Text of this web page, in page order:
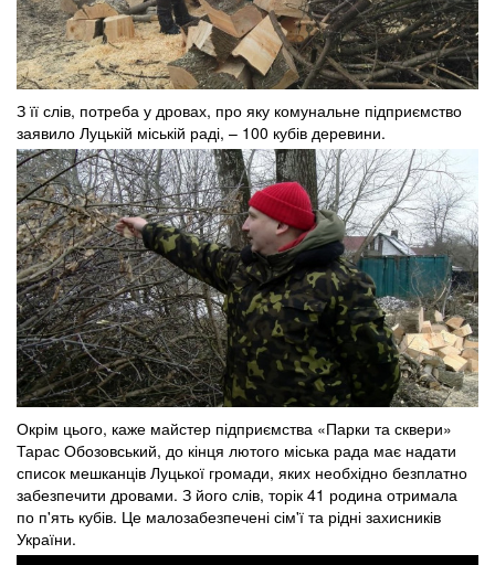
З її слів, потреба у дровах, про яку комунальне підприємство
заявило Луцькій міській раді, – 100 кубів деревини.
Окрім цього, каже майстер підприємства «Парки та сквери»
Тарас Обозовський, до кінця лютого міська рада має надати
список мешканців Луцької громади, яких необхідно безплатно
забезпечити дровами. З його слів, торік 41 родина отримала
по п'ять кубів. Це малозабезпечені сім'ї та рідні захисників
України.